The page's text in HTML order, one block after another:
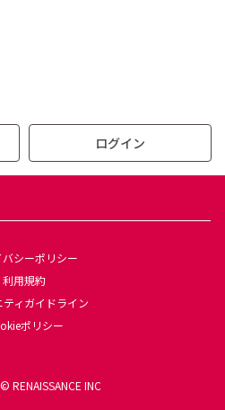
ログイン
バシーポリシー
利用規約
ティガイドライン
ポリシー
RENAISSANCE INC